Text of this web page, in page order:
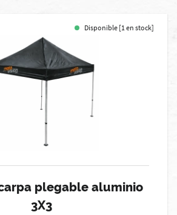
Disponible [1 en stock]
plegable aluminio
3X3